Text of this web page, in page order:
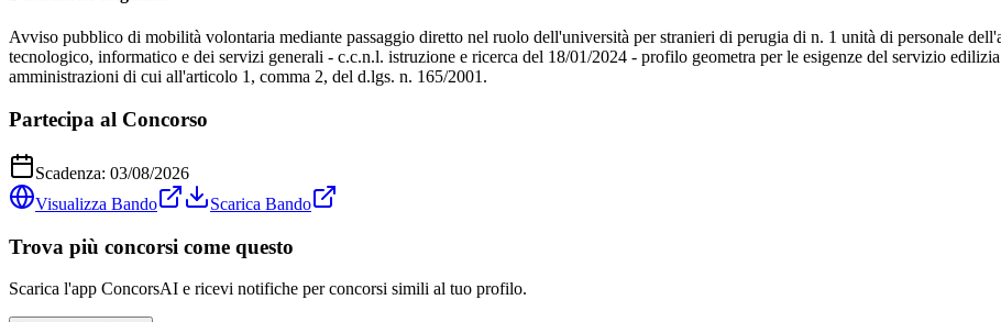
Avviso pubblico di mobilità volontaria mediante passaggio diretto nel ruolo dell'università per stranieri di perugia di n. 1 unità di personale
tecnologico, informatico e dei servizi generali - c.c.n.l. istruzione e ricerca del 18/01/2024 - profilo geometra per le esigenze del servizio
amministrazioni di cui all'articolo 1, comma 2, del d.lgs. n. 165/2001.
Partecipa al Concorso
Scadenza: 03/08/2026
Visualizza Bando
Scarica Bando
Trova più concorsi come questo
Scarica l'app ConcorsAI e ricevi notifiche per concorsi simili al tuo profilo.